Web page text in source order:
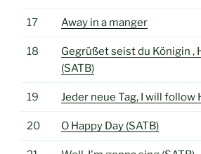
17 Away in a manger
18
Gegrüßet seist du Königin ,
(SATB)
19 Jeder neue Tag, I will follow
20 O Happy Day (SATB)